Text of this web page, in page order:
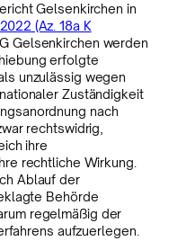
Gelsenkirchen in
(Az. 18a K
Gelsenkirchen werden
erfolgte
unzulässig wegen
Zuständigkeit
nach
rechtswidrig,
ihre
rechtliche Wirkung.
Ablauf der
Behörde
regelmäßig der
aufzuerlegen.